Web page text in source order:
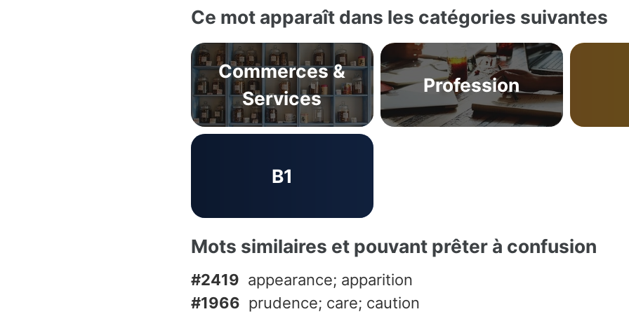
Ce mot apparaît dans les catégories suivantes
Commerces &
Services
Profession
B1
Mots similaires et pouvant prêter à confusion
#2419 appearance; apparition
#1966 prudence; care; caution